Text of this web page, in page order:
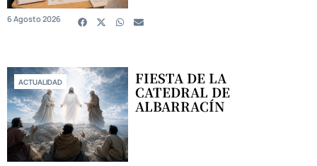
6 Agosto 2026
ACTUALIDAD FIESTA DE LA
CATEDRAL DE
ALBARRACÍN